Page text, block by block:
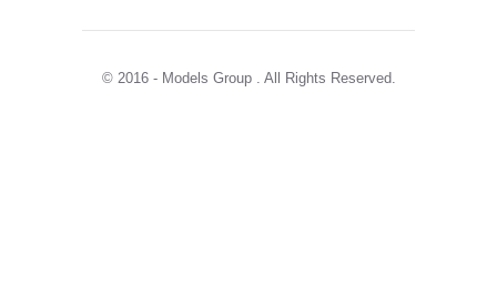
© 2016 - Models Group . All Rights Reserved.